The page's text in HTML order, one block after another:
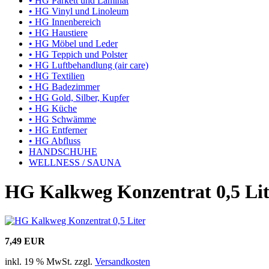
• HG Vinyl und Linoleum
• HG Innenbereich
• HG Haustiere
• HG Möbel und Leder
• HG Teppich und Polster
• HG Luftbehandlung (air care)
• HG Textilien
• HG Badezimmer
• HG Gold, Silber, Kupfer
• HG Küche
• HG Schwämme
• HG Entferner
• HG Abfluss
HANDSCHUHE
WELLNESS / SAUNA
HG Kalkweg Konzentrat 0,5
7,49 EUR
inkl. 19 % MwSt. zzgl. Versandkosten